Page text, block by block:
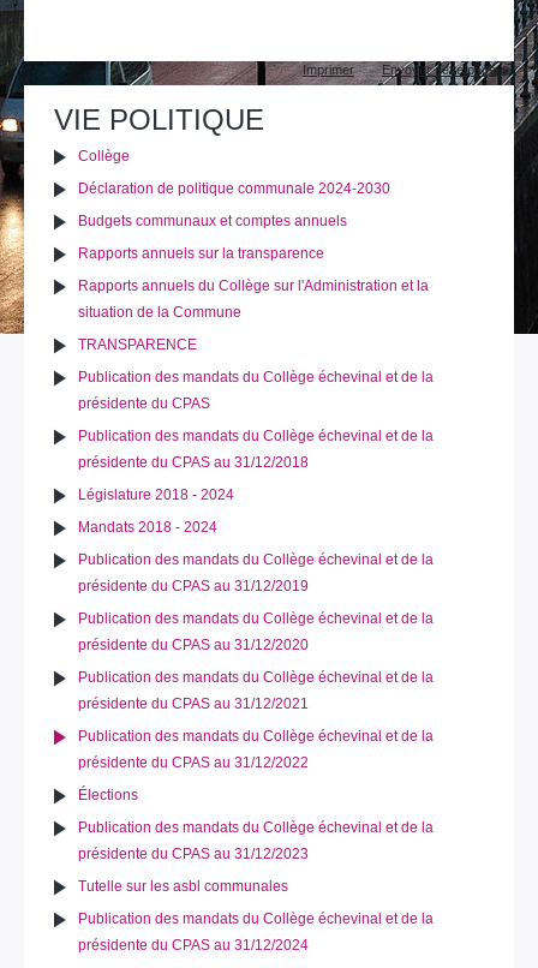
sur
document
Imprimer Envoyer cette page
VIE POLITIQUE
Collège
Déclaration de politique communale 2024-2030
Budgets communaux et comptes annuels
Rapports annuels sur la transparence
Rapports annuels du Collège sur l'Administration et la
situation de la Commune
TRANSPARENCE
Publication des mandats du Collège échevinal et de la
présidente du CPAS
Publication des mandats du Collège échevinal et de la
présidente du CPAS au 31/12/2018
Législature 2018 - 2024
Mandats 2018 - 2024
Publication des mandats du Collège échevinal et de la
présidente du CPAS au 31/12/2019
Publication des mandats du Collège échevinal et de la
présidente du CPAS au 31/12/2020
Publication des mandats du Collège échevinal et de la
présidente du CPAS au 31/12/2021
Publication des mandats du Collège échevinal et de la
présidente du CPAS au 31/12/2022
Élections
Publication des mandats du Collège échevinal et de la
présidente du CPAS au 31/12/2023
Tutelle sur les asbl communales
Publication des mandats du Collège échevinal et de la
présidente du CPAS au 31/12/2024